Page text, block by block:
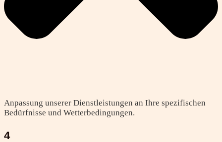
Anpassung unserer Dienstleistungen an Ihre spezifischen
Bedürfnisse und Wetterbedingungen.
4